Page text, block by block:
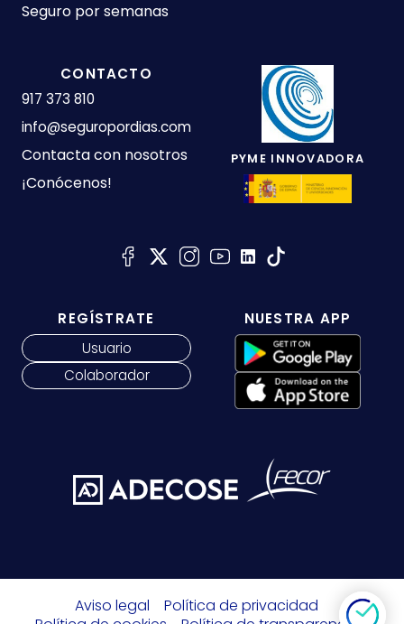
Seguro por semanas
CONTACTO
917 373 810
info@seguropordias.com
Contacta con nosotros
¡Conócenos!
PYME INNOVADORA
REGÍSTRATE
Usuario
Colaborador
NUESTRA APP
Aviso legal
Política de privacidad